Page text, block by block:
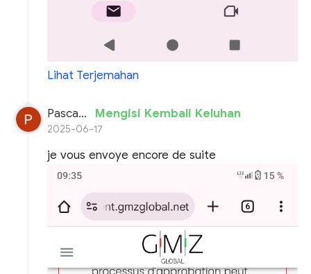
Lihat Terjemahan
Pascal planchon Mengisi Kembali Keluhan
2025-06-17
je vous envoye encore de suite